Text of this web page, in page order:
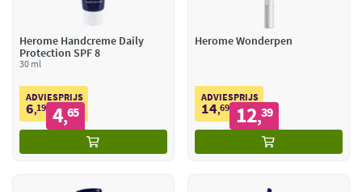
Herome Handcreme Daily
Protection SPF 8
30 ml
ADVIESPRIJS
6,19 4,65
Herome Wonderpen
ADVIESPRIJS
14,69 12,39